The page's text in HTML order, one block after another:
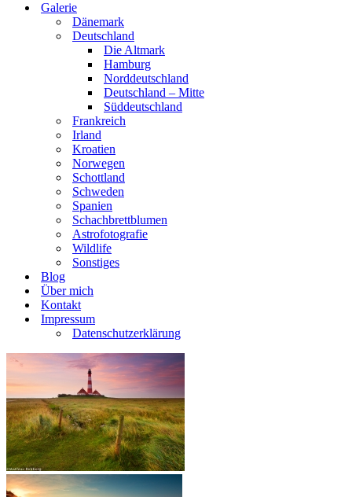
Galerie
Dänemark
Deutschland
Die Altmark
Hamburg
Norddeutschland
Deutschland – Mitte
Süddeutschland
Frankreich
Irland
Kroatien
Norwegen
Schottland
Schweden
Spanien
Schachbrettblumen
Astrofotografie
Wildlife
Sonstiges
Blog
Über mich
Kontakt
Impressum
Datenschutzerklärung